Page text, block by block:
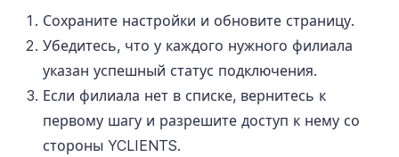
Сохраните настройки и обновите страницу.
Убедитесь, что у каждого нужного филиала
указан успешный статус подключения.
Если филиала нет в списке, вернитесь к
первому шагу и разрешите доступ к нему со
стороны YCLIENTS.